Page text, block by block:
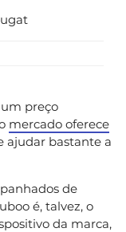
preço
mercado oferece
ajudar bastante a
de
é, talvez, o
da marca,